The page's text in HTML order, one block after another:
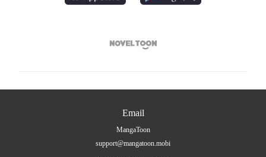

Email
MangaToon
support@mangatoon.mobi